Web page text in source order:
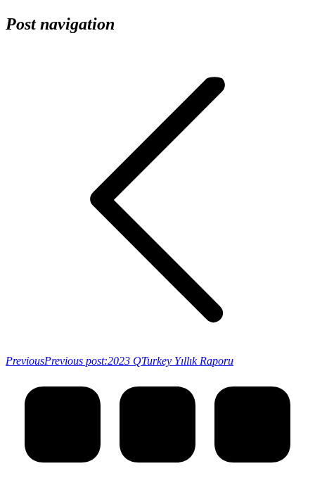
Post navigation
PreviousPrevious post:2023 QTurkey Yıllık Raporu